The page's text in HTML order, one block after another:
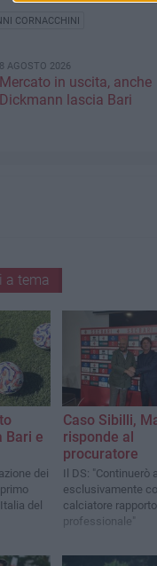
CORNACCHINI
8 AGOSTO 2026
Mercato in uscita, anche
Dickmann lascia Bari
a tema
Bari e
dei
del
Caso Sibilli,
risponde al
procuratore
Il DS: "Continuerò
esclusivamente col
calciatore rapporto
professionale"